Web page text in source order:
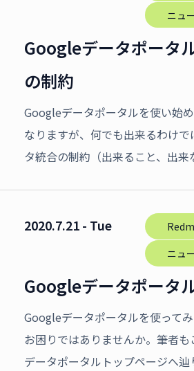
ニュ
Googleデータポータ
の制約
Googleデータポータルを使い始
なりますが、何でも出来るわけ
タ統合の制約（出来ること、出
2020.7.21 - Tue
ニュ
Googleデータポータ
Googleデータポータルを使って
お困りではありませんか。筆者も
データポータルトップページへ